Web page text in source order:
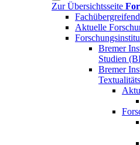
Zur Übersichtsseite
Aktuelle
Bremer
Studien
Bremer